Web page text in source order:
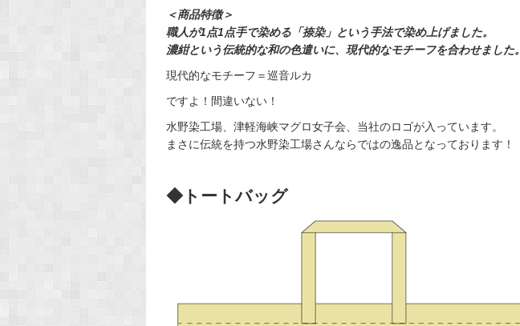
＜商品特徴＞
職人が1点1点手で染める「捺染」という手法で染め上げました。
濃紺という伝統的な和の色遣いに、現代的なモチーフを合わせました。
現代的なモチーフ＝巡音ルカ
ですよ！間違いない！
水野染工場、津軽海峡マグロ女子会、当社のロゴが入っています。
まさに伝統を持つ水野染工場さんならではの逸品となっております！
◆トートバッグ